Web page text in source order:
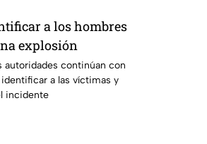
a los hombres
explosión
autoridades continúan con
a las víctimas y
incidente